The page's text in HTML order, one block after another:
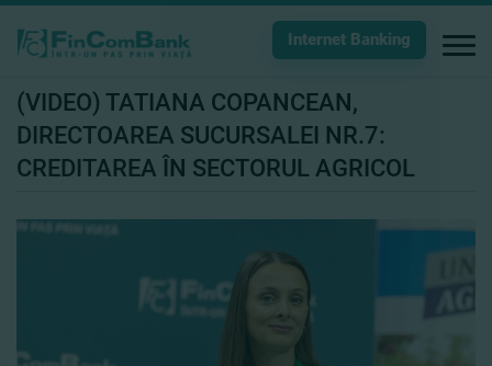
Internet Banking
(VIDEO) TATIANA COPANCEAN,
DIRECTOAREA SUCURSALEI NR.7:
CREDITAREA ÎN SECTORUL AGRICOL